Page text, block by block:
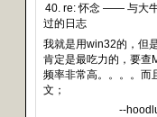
40. re: 怀念 —— 与大
过的日志
我就是用win32的，但
肯定是最吃力的，要查
频率非常高。。。。而
文；
--